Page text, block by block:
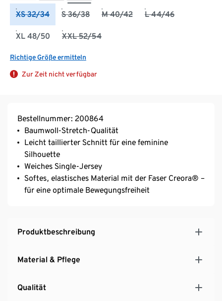
XS 32/34 S 36/38 M 40/42 L 44/46
XL 48/50 XXL 52/54
Richtige Größe ermitteln
Zur Zeit nicht verfügbar
Bestellnummer: 200864
Baumwoll-Stretch-Qualität
Leicht taillierter Schnitt für eine feminine
Silhouette
Weiches Single-Jersey
Softes, elastisches Material mit der Faser Creora® –
für eine optimale Bewegungsfreiheit
Produktbeschreibung
Material & Pflege
Qualität